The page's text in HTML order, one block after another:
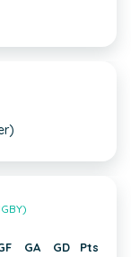
GA GD Pts